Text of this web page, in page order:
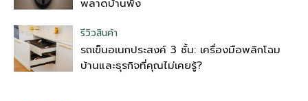
พลาดบ้านพัง
รีวิวสินค้า
รถเข็นอเนกประสงค์ 3 ชั้น: เครื่องมือพลิกโฉม
บ้านและธุรกิจที่คุณไม่เคยรู้?